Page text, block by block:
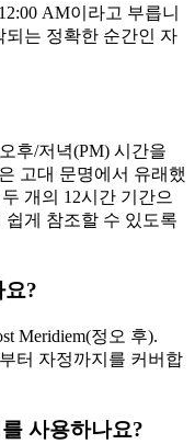
AM이라고 부릅니
되는 정확한 순간인 자
후/저녁(PM) 시간을
고대 문명에서 유래했
개의 12시간 기간으
쉽게 참조할 수 있도록
?
Meridiem(정오 후).
터 자정까지를 커버합
사용하나요?